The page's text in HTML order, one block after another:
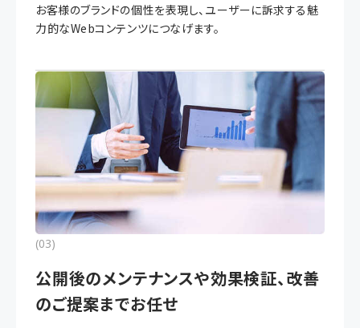
お客様のブランドの個性を表現し、ユーザーに訴求する魅
力的なWebコンテンツにつなげます。
(03)
公開後のメンテナンスや効果検証、改善
のご提案までお任せ